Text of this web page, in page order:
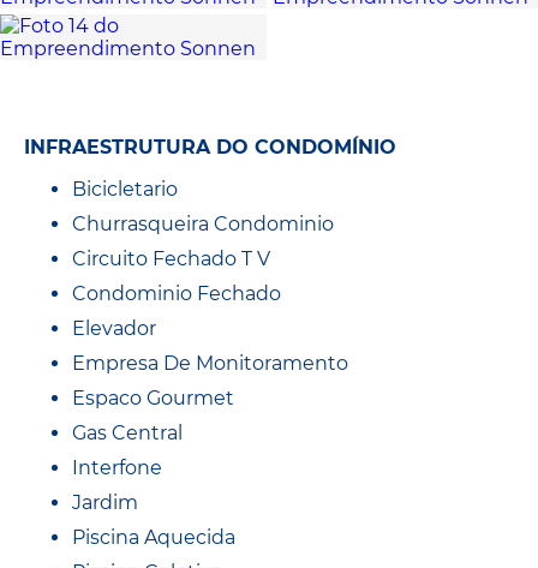
INFRAESTRUTURA DO CONDOMÍNIO
Bicicletario
Churrasqueira Condominio
Circuito Fechado T V
Condominio Fechado
Elevador
Empresa De Monitoramento
Espaco Gourmet
Gas Central
Interfone
Jardim
Piscina Aquecida